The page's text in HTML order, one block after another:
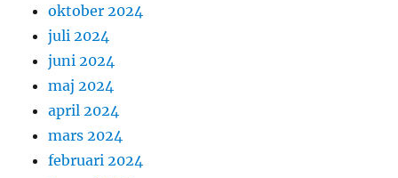
oktober 2024
juli 2024
juni 2024
maj 2024
april 2024
mars 2024
februari 2024